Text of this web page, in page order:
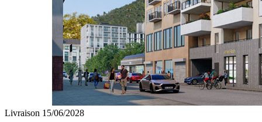
Livraison 15/06/2028